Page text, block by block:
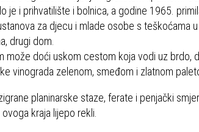
je i prihvatilište i bolnica, a godine 1965.
za djecu i mlade osobe s teškoćama
drugi dom.
doći uskom cestom koja vodi uz brdo,
vinograda zelenom, smeđom i zlatnom
planinarske staze, ferate i penjački
kraja lijepo rekli.